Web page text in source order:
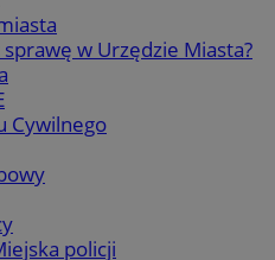
sprawę w Urzędzie Miasta?
Cywilnego
policji